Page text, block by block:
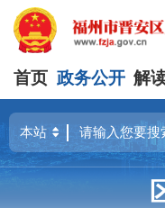
首页 政务公开 解